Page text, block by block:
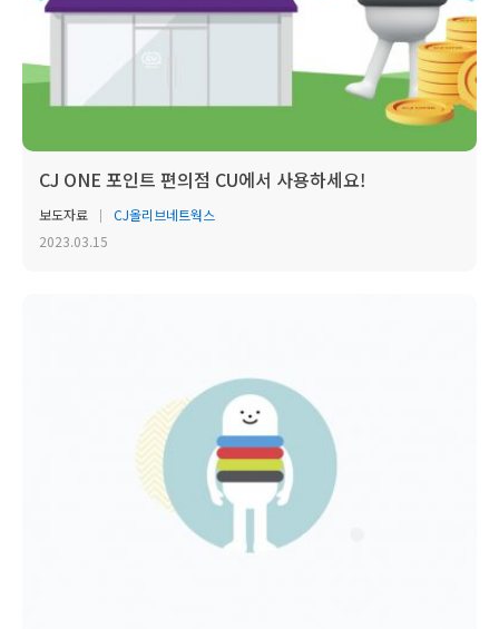
CJ ONE 포인트 편의점 CU에서 사용하세요!
보도자료
CJ올리브네트웍스
2023.03.15